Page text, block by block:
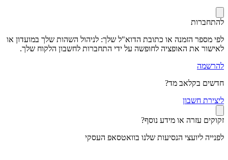
להתחברות
לפי מספר הזמנה או כתובת הדוא"ל שלך: לניהול השהות שלך במועדון או
לאישור את האופציה לחופשה על ידי התחברות לחשבון הלקוח שלך.
להרשמה
חדשים בקלאב מד?
ליצירת חשבון
זקוקים עזרה או מידע נוסף?
לפנייה ליועצי הנסיעות שלנו בוואטסאפ העסקי